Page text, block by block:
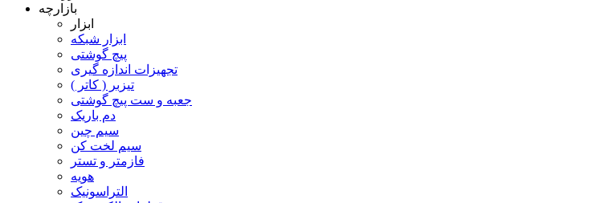
بازارچه
ابزار
ابزار شبکه
پیچ گوشتی
تجهیزات اندازه گیری
تیزبر ( کاتر )
جعبه و ست پیچ گوشتی
دم باریک
سیم چین
سیم لخت کن
فازمتر و تستر
هویه
التراسونیک